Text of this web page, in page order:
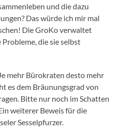
und die dazu
Das würde ich mir mal
Die GroKo verwaltet
die sie selbst
mehr Bürokraten desto mehr
es dem Bräunungsgrad von
Bitte nur noch im Schatten
weiterer Beweis für die
Sesselpfurzer.